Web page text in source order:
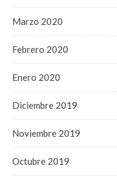
Marzo 2020
Febrero 2020
Enero 2020
Diciembre 2019
Noviembre 2019
Octubre 2019